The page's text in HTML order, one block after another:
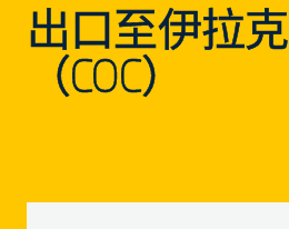
出口至伊拉克
（COC）